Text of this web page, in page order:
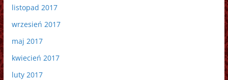
listopad 2017
wrzesień 2017
maj 2017
kwiecień 2017
luty 2017